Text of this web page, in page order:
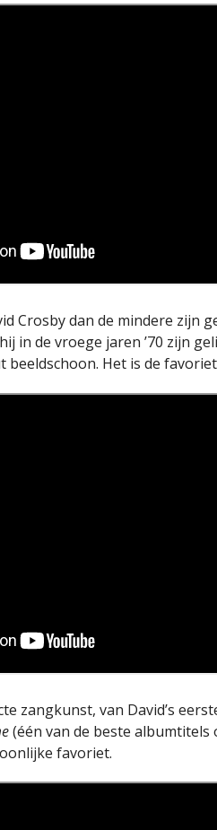
Crosby dan de mindere zijn
in de vroege jaren ’70 zijn
beeldschoon. Het is de
zangkunst, van David’s
(één van de beste albumtitels
favoriet.